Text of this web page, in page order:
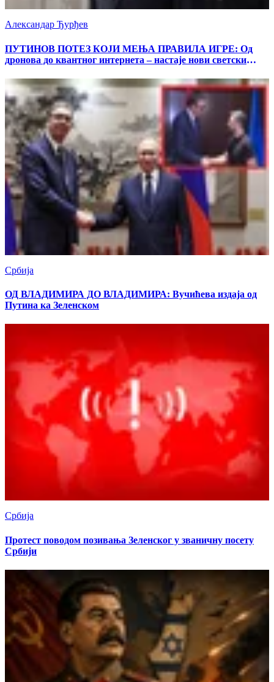
Александар Ђурђев
ПУТИНОВ ПОТЕЗ КОЈИ МЕЊА ПРАВИЛА ИГРЕ: Од
дронова до квантног интернета – настаје нови светски
Србија
ОД ВЛАДИМИРА ДО ВЛАДИМИРА: Вучићева издаја од
Путина ка Зеленском
Србија
Протест поводом позивања Зеленског у званичну посету
Србији